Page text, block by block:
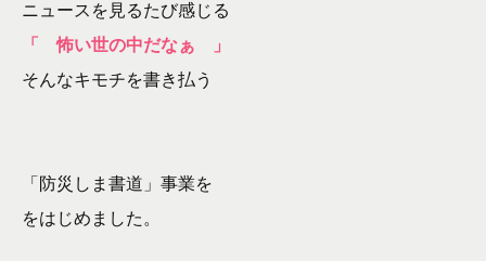
ニュースを見るたび感じる
「 怖い世の中だなぁ 」
そんなキモチを書き払う
「防災しま書道」事業を
をはじめました。